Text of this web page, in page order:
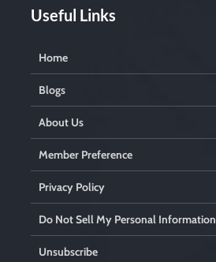
Useful Links
Home
Blogs
About Us
Member Preference
Privacy Policy
Do Not Sell My Personal Information
Unsubscribe